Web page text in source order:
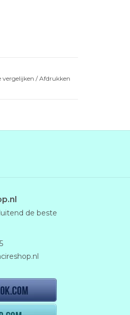
vergelijken /Afdrukken
de beste